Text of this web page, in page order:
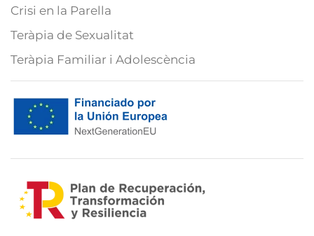
Crisi en la Parella
Teràpia de Sexualitat
Teràpia Familiar i Adolescència